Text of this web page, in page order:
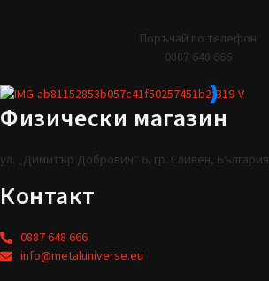
Поръчай по телефон
0887 648 666
Физически магазин
ул. „Димитър Добрович“ 6, гр. Сливен, България
Контакт
0887 648 666
info@metaluniverse.eu